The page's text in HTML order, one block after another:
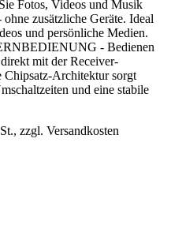
Fotos, Videos und Musik
zusätzliche Geräte. Ideal
und persönliche Medien.
- Bedienen
mit der Receiver-
Chipsatz-Architektur sorgt
und eine stabile
zzgl. Versandkosten